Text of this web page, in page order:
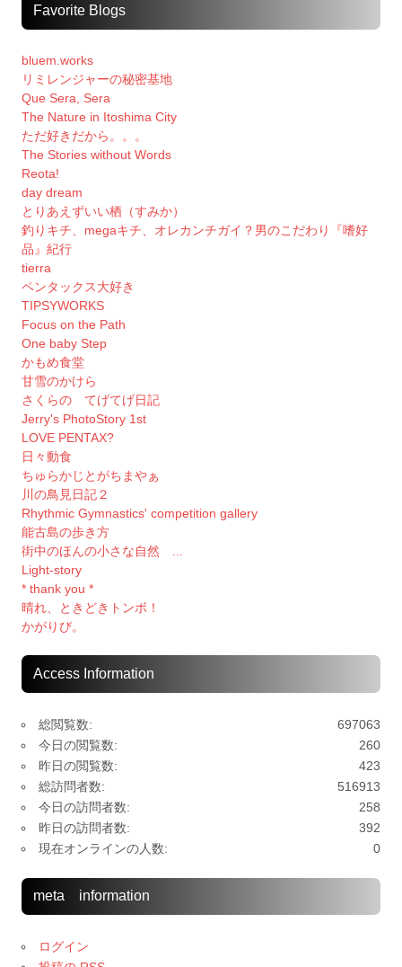
Favorite Blogs
bluem.works
リミレンジャーの秘密基地
Que Sera, Sera
The Nature in Itoshima City
ただ好きだから。。。
The Stories without Words
Reota!
day dream
とりあえずいい栖（すみか）
釣りキチ、megaキチ、オレカンチガイ？男のこだわり『嗜好
品』紀行
tierra
ペンタックス大好き
TIPSYWORKS
Focus on the Path
One baby Step
かもめ食堂
甘雪のかけら
さくらの てげてげ日記
Jerry's PhotoStory 1st
LOVE PENTAX?
日々動食
ちゅらかじとがちまやぁ
川の鳥見日記２
Rhythmic Gymnastics' competition gallery
能古島の歩き方
街中のほんの小さな自然 ...
Light-story
* thank you *
晴れ、ときどきトンボ！
かがりび。
Access Information
697063
総閲覧数:
260
今日の閲覧数:
423
昨日の閲覧数:
516913
総訪問者数:
258
今日の訪問者数:
392
昨日の訪問者数:
0
現在オンラインの人数:
meta information
ログイン